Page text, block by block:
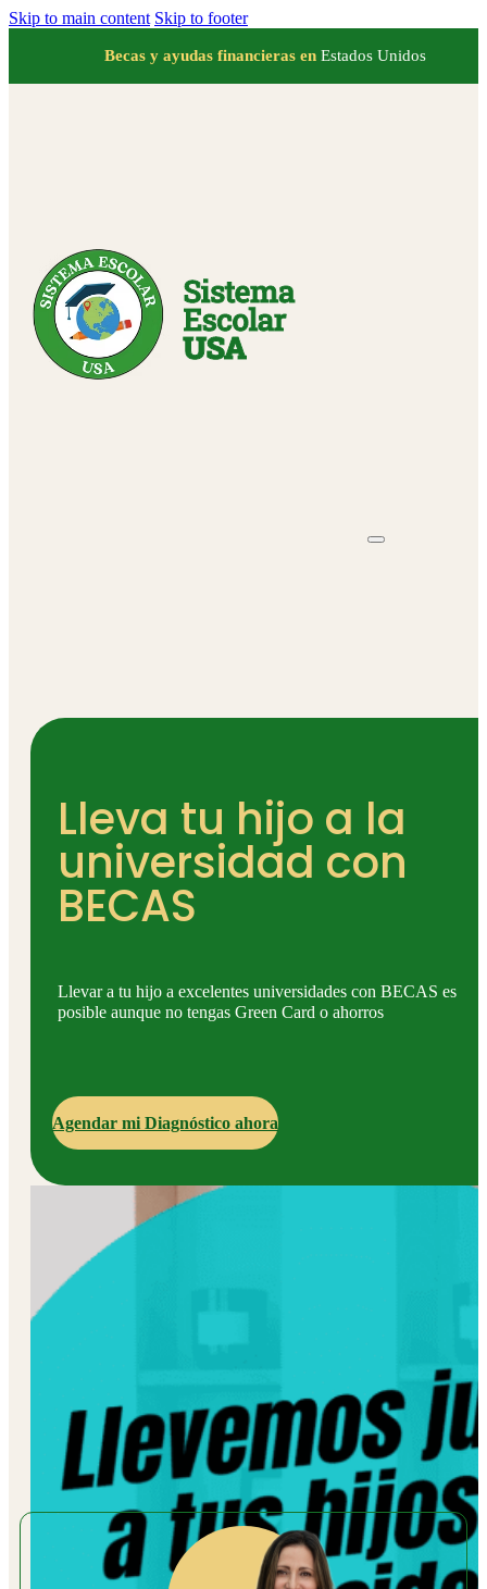
Skip to main content Skip to footer
Becas y ayudas financieras en Estados Unidos
Lleva tu hijo a la
universidad con
BECAS
Llevar a tu hijo a excelentes universidades con BECAS es
posible aunque no tengas Green Card o ahorros
Agendar mi Diagnóstico ahora